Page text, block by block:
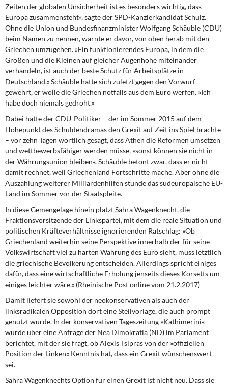
Zeiten der globalen Unsicherheit ist es besonders wichtig, dass
Europa zusammensteht«, sagte der SPD-Kanzlerkandidat Schulz.
Ohne die Union und Bundesfinanzminister Wolfgang Schäuble (CDU)
beim Namen zu nennen, warnte er davor, von oben herab mit den
Griechen umzugehen. »Ein funktionierendes Europa, in dem die
Großen und die Kleinen auf gleicher Augenhöhe miteinander
verhandeln, ist auch der beste Schutz für Arbeitsplätze in
Deutschland.« Schäuble hatte sich zuletzt gegen den Vorwurf
gewehrt, er wolle die Griechen notfalls aus dem Euro werfen. »Ich
habe doch niemals gedroht.«
Dabei hatte der CDU-Politiker – der im Sommer 2015 auf dem
Höhepunkt des Schuldendramas den Grexit auf Zeit ins Spiel brachte
– vor zehn Tagen wörtlich gesagt, dass Athen die Reformen umsetzen
und wettbewerbsfähiger werden müsse, »sonst können sie nicht in
der Währungsunion bleiben«. Schäuble betont zwar, dass er nicht
damit rechnet, weil Griechenland Fortschritte mache. Aber ohne die
Auszahlung weiterer Milliardenhilfen stünde das südeuropäische EU-
Land im Sommer vor der Staatspleite.
In diese Gemengelage hinein platzt Sahra Wagenknecht, die
Fraktionsvorsitzende der Linkspartei, mit dem die reale Situation und
politischen Kräfteverhältnisse ignorierenden Ratschlag: »Ob
Griechenland weiterhin seine Perspektive innerhalb der für seine
Volkswirtschaft viel zu harten Währung des Euro sieht, muss letztlich
die griechische Bevölkerung entscheiden. Allerdings spricht einiges
dafür, dass eine wirtschaftliche Erholung jenseits dieses Korsetts um
einiges leichter wäre.« (Rheinische Post online vom 21.2.2017)
Damit liefert sie sowohl der neokonservativen als auch der
linksradikalen Opposition dort eine Steilvorlage, die auch prompt
genutzt wurde. In der konservativen Tageszeitung »Kathimerini«
wurde über eine Anfrage der Nea Dimokratia (ND) im Parlament
berichtet, mit der sie fragt, ob Alexis Tsipras von der »offiziellen
Position der Linken« Kenntnis hat, dass ein Grexit wünschenswert
sei.
Sahra Wagenknechts Option für einen Grexit ist nicht neu. Dass sie